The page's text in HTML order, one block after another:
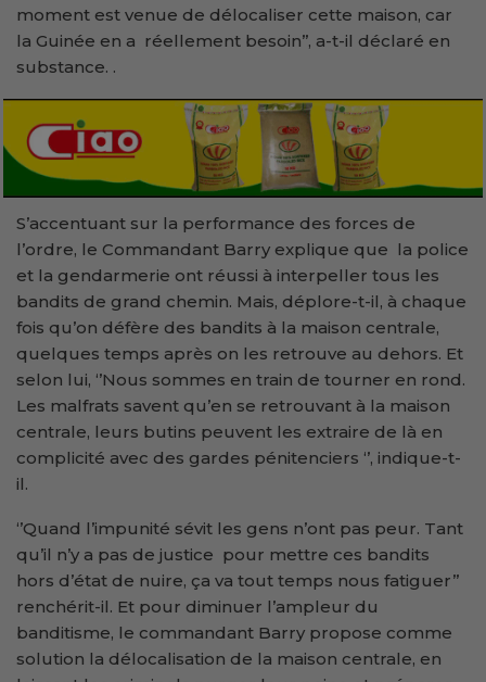
moment est venue de délocaliser cette maison, car
la Guinée en a réellement besoin’’, a-t-il déclaré en
substance. .
S’accentuant sur la performance des forces de
l’ordre, le Commandant Barry explique que la police
et la gendarmerie ont réussi à interpeller tous les
bandits de grand chemin. Mais, déplore-t-il, à chaque
fois qu’on défère des bandits à la maison centrale,
quelques temps après on les retrouve au dehors. Et
selon lui, ‘’Nous sommes en train de tourner en rond.
Les malfrats savent qu’en se retrouvant à la maison
centrale, leurs butins peuvent les extraire de là en
complicité avec des gardes pénitenciers ‘’, indique-t-
il.
‘’Quand l’impunité sévit les gens n’ont pas peur. Tant
qu’il n’y a pas de justice pour mettre ces bandits
hors d’état de nuire, ça va tout temps nous fatiguer’’
renchérit-il. Et pour diminuer l’ampleur du
banditisme, le commandant Barry propose comme
solution la délocalisation de la maison centrale, en